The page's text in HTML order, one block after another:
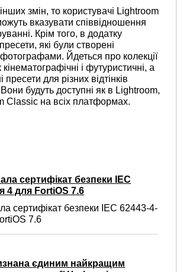
змін, то користувачі Lightroom
вказувати співвідношення
Крім того, в додатку
які були створені
Йдеться про колекції
кінематографічні і футуристичні, а
пресети для різних відтінків
будуть доступні як в Lightroom,
Classic на всіх платформах.
сертифікат безпеки IEC
4 для FortiOS 7.6
сертифікат безпеки IEC 62443-4-
7.6
єдиним найкращим